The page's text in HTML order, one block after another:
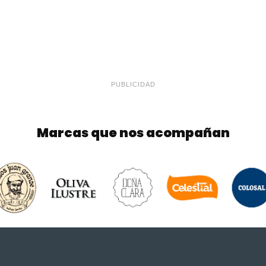
PUBLICIDAD
Marcas que nos acompañan